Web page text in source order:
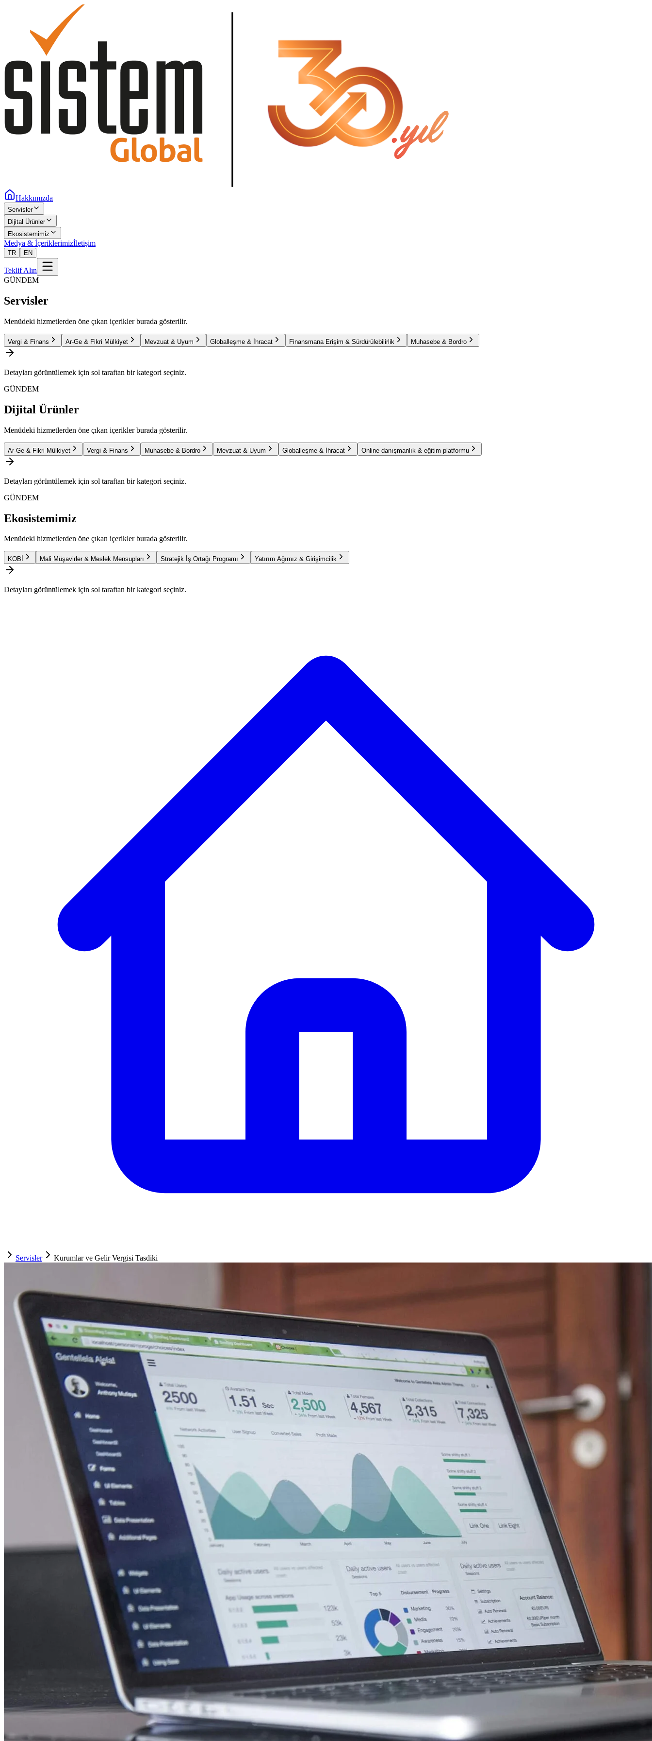
Hakkımızda
Servisler
Dijital Ürünler
Ekosistemimiz
Medya & İçeriklerimizİletişim
TR EN
Teklif Alın
GÜNDEM
Servisler
Menüdeki hizmetlerden öne çıkan içerikler burada gösterilir.
Vergi & Finans Ar-Ge & Fikri Mülkiyet Mevzuat & Uyum Globalleşme & İhracat Finansmana Erişim & Sürdürülebilirlik Muhasebe & Bordro
Detayları görüntülemek için sol taraftan bir kategori seçiniz.
GÜNDEM
Dijital Ürünler
Menüdeki hizmetlerden öne çıkan içerikler burada gösterilir.
Ar-Ge & Fikri Mülkiyet Vergi & Finans Muhasebe & Bordro Mevzuat & Uyum Globalleşme & İhracat Online danışmanlık & eğitim platformu
Detayları görüntülemek için sol taraftan bir kategori seçiniz.
GÜNDEM
Ekosistemimiz
Menüdeki hizmetlerden öne çıkan içerikler burada gösterilir.
KOBİ Mali Müşavirler & Meslek Mensupları Stratejik İş Ortağı Programı Yatırım Ağımız & Girişimcilik
Detayları görüntülemek için sol taraftan bir kategori seçiniz.
Servisler Kurumlar ve Gelir Vergisi Tasdiki